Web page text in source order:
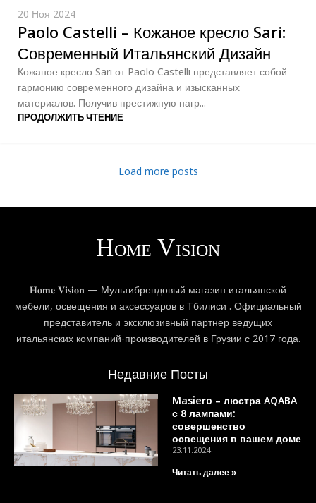
20 Ноя 2024
Paolo Castelli – Кожаное кресло Sari:
Современный Итальянский Дизайн
Кожаное кресло Sari от Paolo Castelli представляет собой
гармонию современного дизайна и изысканных
материалов. Получив престижную нагр...
ПРОДОЛЖИТЬ ЧТЕНИЕ
Load more posts
𝐇𝐨𝐦𝐞 𝐕𝐢𝐬𝐢𝐨𝐧 — Мультибрендовый магазин итальянской
мебели, освещения и аксессуаров в Тбилиси . Официальный
представитель и эксклюзивный партнер ведущих
итальянских компаний-производителей в Грузии с 2017 года.
Недавние Посты
Masiero – люстра AQABA
с 8 лампами:
совершенство
освещения в вашем доме
23.11.2024
Читать далее »